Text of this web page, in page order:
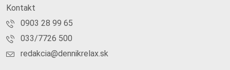
Kontakt
0903 28 99 65
033/7726 500
redakcia@dennikrelax.sk